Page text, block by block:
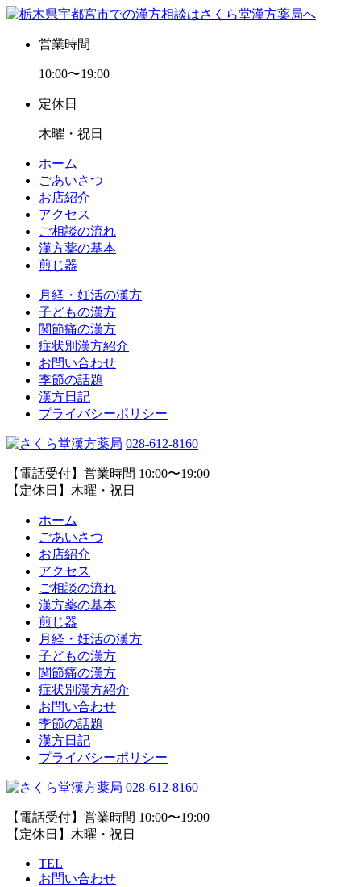
営業時間
10:00〜19:00
定休日
木曜・祝日
ホーム
ごあいさつ
お店紹介
アクセス
ご相談の流れ
漢方薬の基本
煎じ器
月経・妊活の漢方
子どもの漢方
関節痛の漢方
症状別漢方紹介
お問い合わせ
季節の話題
漢方日記
プライバシーポリシー
028-612-8160
【電話受付】営業時間 10:00〜19:00
【定休日】木曜・祝日
ホーム
ごあいさつ
お店紹介
アクセス
ご相談の流れ
漢方薬の基本
煎じ器
月経・妊活の漢方
子どもの漢方
関節痛の漢方
症状別漢方紹介
お問い合わせ
季節の話題
漢方日記
プライバシーポリシー
028-612-8160
【電話受付】営業時間 10:00〜19:00
【定休日】木曜・祝日
TEL
お問い合わせ